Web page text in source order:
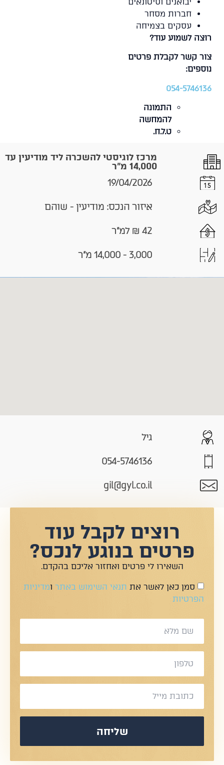
חברות מסחר
עסקים בצמיחה
רוצה לשמוע עוד?
צור קשר לקבלת פרטים
נוספים:
054-5746136
התמונה
להמחשה
ט.ל.ח.
מרכז לוגיסטי להשכרה ליד מודיעין עד
14,000 מ"ר
19/04/2026
איזור הנכס: מודיעין - שוהם
42 ₪ למ"ר
3,000 - 14,000 מ"ר
גיל
054-5746136
gil@gyl.co.il
רוצים לקבל עוד
פרטים בנוגע לנכס?
השאירו לי פרטים ואחזור אליכם בהקדם.
סמן כאן לאשר את תנאי השימוש באתר ומדיניות
הפרטיות
שליחה